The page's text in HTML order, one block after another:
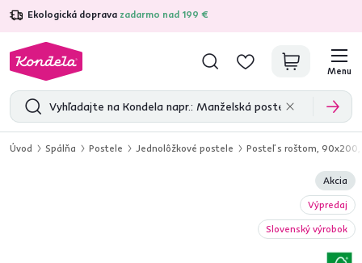
Ekologická doprava zadarmo nad 199 €
4,7 31 285overených produktových recenzií
Menu
Úvod Spálňa Postele Jednolôžkové postele Posteľ s roštom, 90x200,
Akcia
Výpredaj
Slovenský výrobok